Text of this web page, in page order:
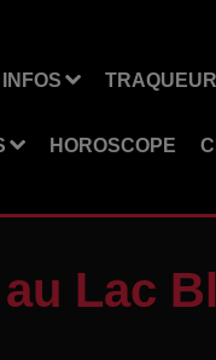
INFOS
HOROSCOPE
Lac